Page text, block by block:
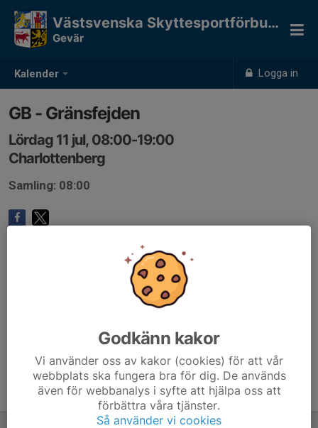
Kalender Logga in
Västsvenska Skyttesportförbundet
Gevär
GB - Gränsfejden
Lördag 11 jul, 08:00-19:00
Charlottenberg
Samling: 08:00
Godkänn kakor
Vi använder oss av kakor (cookies) för att vår
webbplats ska fungera bra för dig. De används
även för webbanalys i syfte att hjälpa oss att
förbättra våra tjänster.
Så använder vi cookies